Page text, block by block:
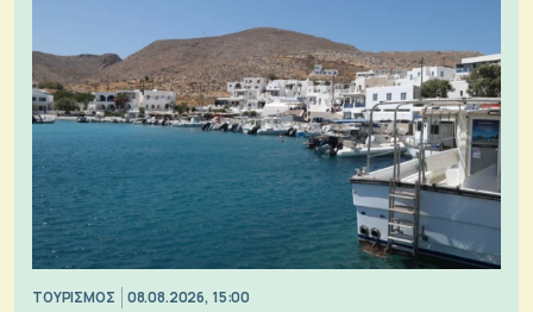
ΤΟΥΡΙΣΜΟΣ 08.08.2026, 15:00